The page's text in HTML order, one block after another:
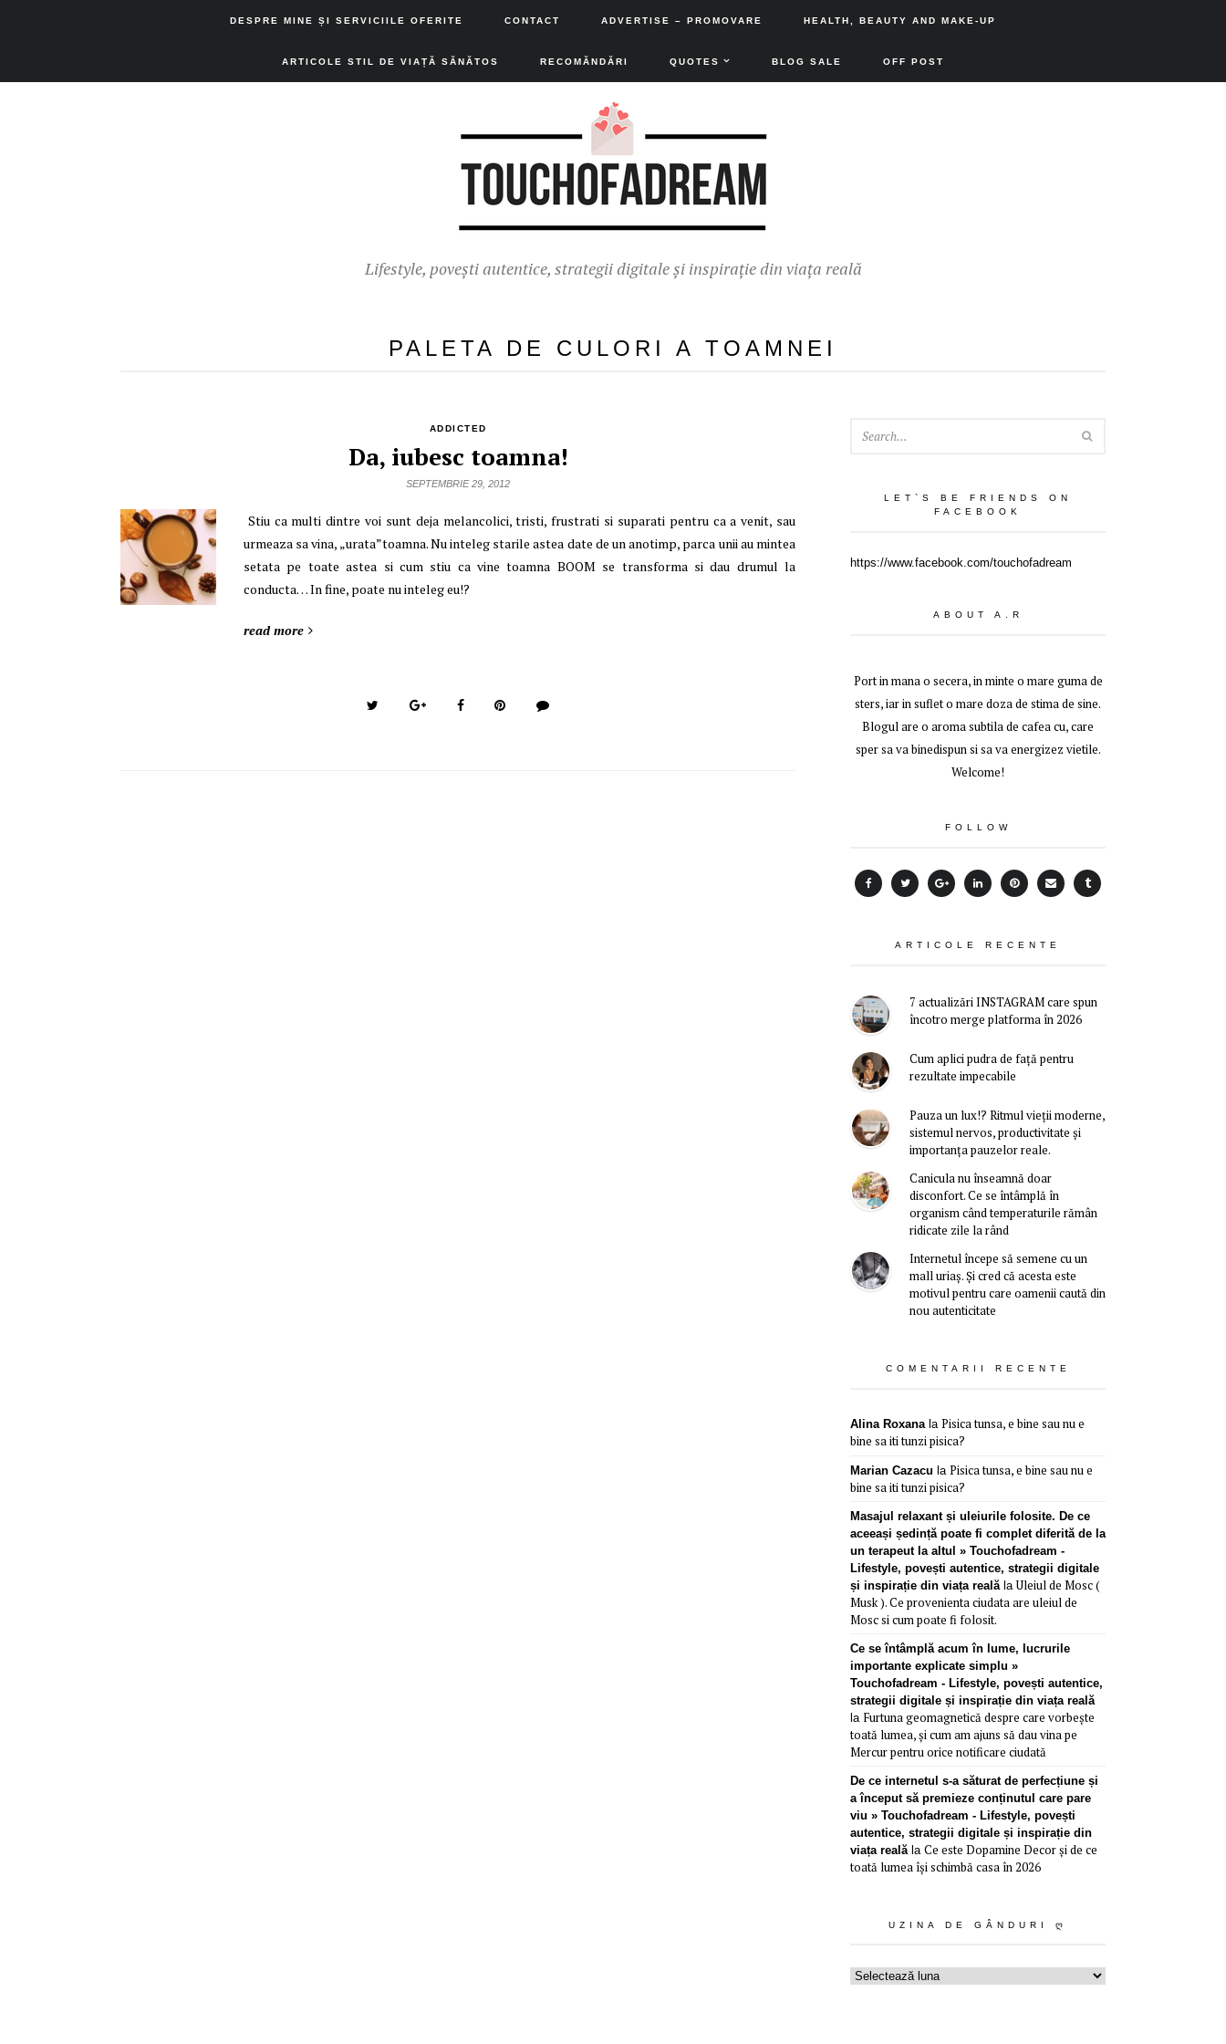
DESPRE MINE ȘI SERVICIILE OFERITE CONTACT ADVERTISE – PROMOVARE HEALTH, BEAUTY AND MAKE-UP
ARTICOLE STIL DE VIAȚĂ SĂNĂTOS RECOMĂNDĂRI QUOTES BLOG SALE OFF POST
Lifestyle, povești autentice, strategii digitale și inspirație din viața reală
PALETA DE CULORI A TOAMNEI
ADDICTED
Da, iubesc toamna!
SEPTEMBRIE 29, 2012
Stiu ca multi dintre voi sunt deja melancolici, tristi, frustrati si suparati pentru ca a venit, sau
urmeaza sa vina, „urata”toamna. Nu inteleg starile astea date de un anotimp, parca unii au mintea
setata pe toate astea si cum stiu ca vine toamna BOOM se transforma si dau drumul la
conducta… In fine, poate nu inteleg eu!?
read more
LET`S BE FRIENDS ON
FACEBOOK
https://www.facebook.com/touchofadream
ABOUT A.R
Port in mana o secera, in minte o mare guma de
sters, iar in suflet o mare doza de stima de sine.
Blogul are o aroma subtila de cafea cu, care
sper sa va binedispun si sa va energizez vietile.
Welcome!
FOLLOW
ARTICOLE RECENTE
7 actualizări INSTAGRAM care spun
încotro merge platforma în 2026
Cum aplici pudra de față pentru
rezultate impecabile
Pauza un lux!? Ritmul vieții moderne,
sistemul nervos, productivitate și
importanța pauzelor reale.
Canicula nu înseamnă doar
disconfort. Ce se întâmplă în
organism când temperaturile rămân
ridicate zile la rând
Internetul începe să semene cu un
mall uriaș. Și cred că acesta este
motivul pentru care oamenii caută din
nou autenticitate
COMENTARII RECENTE
Alina Roxanala Pisica tunsa, e bine sau nu e
bine sa iti tunzi pisica?
Marian Cazacu la Pisica tunsa, e bine sau nu e
bine sa iti tunzi pisica?
Masajul relaxant și uleiurile folosite. De ce
aceeași ședință poate fi complet diferită de la
un terapeut la altul » Touchofadream -
Lifestyle, povești autentice, strategii digitale
și inspirație din viața reală laUleiul de Mosc (
Musk ). Ce provenienta ciudata are uleiul de
Mosc si cum poate fi folosit.
Ce se întâmplă acum în lume, lucrurile
importante explicate simplu »
Touchofadream - Lifestyle, povești autentice,
strategii digitale și inspirație din viața reală
la Furtuna geomagnetică despre care vorbește
toată lumea, și cum am ajuns să dau vina pe
Mercur pentru orice notificare ciudată
De ce internetul s-a săturat de perfecțiune și
a început să premieze conținutul care pare
viu » Touchofadream - Lifestyle, povești
autentice, strategii digitale și inspirație din
viața reală la Ce este Dopamine Decor și de ce
toată lumea își schimbă casa în 2026
UZINA DE GÂNDURI Ღ
Uzina